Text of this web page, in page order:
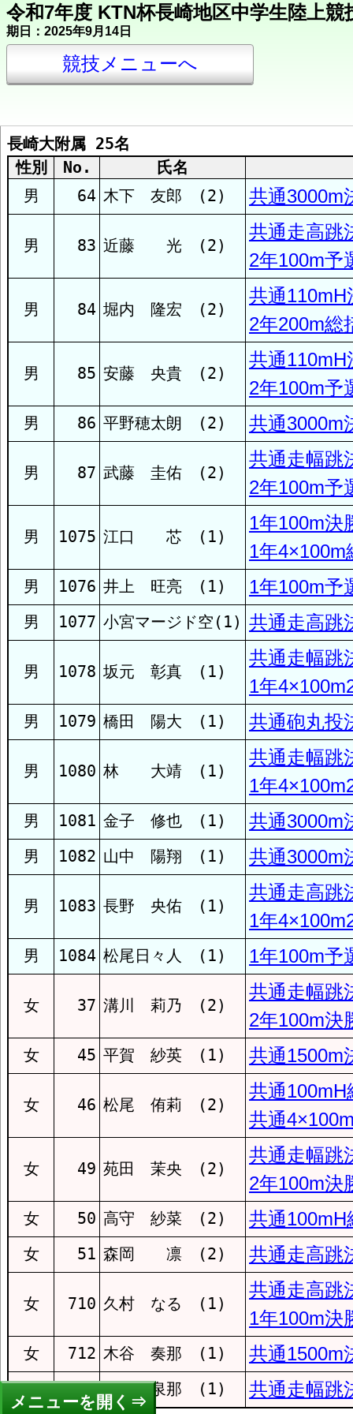
令和7年度 KTN杯長崎地区中学生陸上競
期日：2025年9月14日
競技メニューへ
メニュー
所属団体別索引
西彼
大崎
大瀬戸
長与第二
青雲
STR
NAGAYO SC
桜馬場
長崎
小島
梅香崎
福田
丸尾
緑が丘
岩屋
山里
長崎大附属 25名
性別
No.
氏名
男
64 木下 友郎 (2) 共通3000m
男 83 近藤 光 (2)
共通走高跳
2年100m予
男 84 堀内 隆宏 (2)
共通110mH
2年200m総
男 85 安藤 央貴 (2)
共通110mH
2年100m予
男 86 平野穂太朗 (2) 共通3000m
男 87 武藤 圭佑 (2)
共通走幅跳
2年100m予
男 1075 江口 芯 (1)
1年100m決
1年4×100m
男 1076 井上 旺亮 (1) 1年100m予
男 1077 小宮マージド空(1) 共通走高跳
男 1078 坂元 彰真 (1)
共通走幅跳
1年
男 1079 橋田 陽大 (1) 共通砲丸投
男 1080 林 大靖 (1)
共通走幅跳
1年
男 1081 金子 修也 (1) 共通3000m
男 1082 山中 陽翔 (1) 共通3000m
男 1083 長野 央佑 (1)
共通走高跳
1年
男 1084 松尾日々人 (1) 1年100m予
女 37 溝川 莉乃 (2)
共通走幅跳
2年100m決
女 45 平賀 紗英 (1) 共通1500m
女 46 松尾 侑莉 (2)
共通100mH
共通
女 49 苑田 茉央 (2)
共通走幅跳
2年100m決
女 50 高守 紗菜 (2) 共通100mH
女 51 森岡 凛 (2) 共通走高跳
女 710 久村 なる (1)
共通走高跳
1年100m決
女 712 木谷 奏那 (1) 共通1500m
女 714 西村 泉那 (1) 共通走幅跳